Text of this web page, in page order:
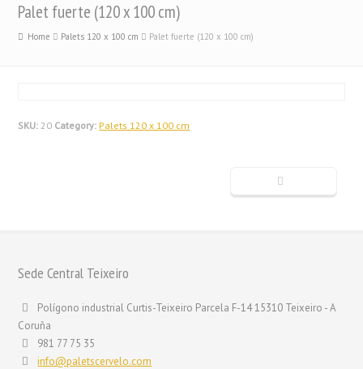
Palet fuerte (120 x 100 cm)
Home Palets 120 x 100 cm Palet fuerte (120 x 100 cm)
SKU: 20 Category: Palets 120 x 100 cm
Sede Central Teixeiro
Polígono industrial Curtis-Teixeiro Parcela F-14 15310 Teixeiro - A
Coruña
981 77 75 35
info@paletscervelo.com